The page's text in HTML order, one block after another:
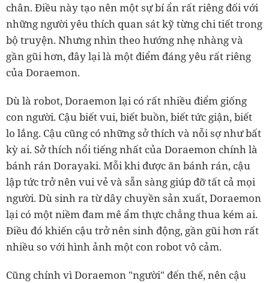
chân. Điều này tạo nên một sự bí ẩn rất riêng đối với
những người yêu thích quan sát kỹ từng chi tiết trong
bộ truyện. Nhưng nhìn theo hướng nhẹ nhàng và
gần gũi hơn, đây lại là một điểm đáng yêu rất riêng
của Doraemon.
Dù là robot, Doraemon lại có rất nhiều điểm giống
con người. Cậu biết vui, biết buồn, biết tức giận, biết
lo lắng. Cậu cũng có những sở thích và nỗi sợ như bất
kỳ ai. Sở thích nổi tiếng nhất của Doraemon chính là
bánh rán Dorayaki. Mỗi khi được ăn bánh rán, cậu
lập tức trở nên vui vẻ và sẵn sàng giúp đỡ tất cả mọi
người. Dù sinh ra từ dây chuyền sản xuất, Doraemon
lại có một niềm đam mê ẩm thực chẳng thua kém ai.
Điều đó khiến cậu trở nên sinh động, gần gũi hơn rất
nhiều so với hình ảnh một con robot vô cảm.
Cũng chính vì Doraemon "người" đến thế, nên cậu